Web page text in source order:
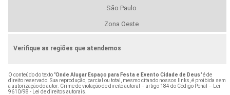
São Paulo
Zona Oeste
Verifique as regiões que atendemos
O conteúdo do texto "Onde Alugar Espaço para Festa e Evento Cidade de Deus" é de
direito reservado. Sua reprodução, parcial ou total, mesmo citando nossos links, é proibida sem
a autorização do autor. Crime de violação de direito autoral – artigo 184 do Código Penal –
Lei
9610/98 - Lei de direitos autorais